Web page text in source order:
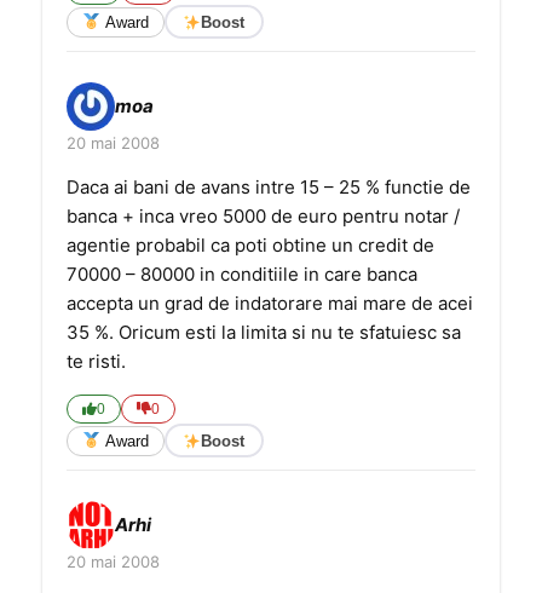
Award Boost
moa
20 mai 2008
Daca ai bani de avans intre 15 – 25 % functie de
banca + inca vreo 5000 de euro pentru notar /
agentie probabil ca poti obtine un credit de
70000 – 80000 in conditiile in care banca
accepta un grad de indatorare mai mare de acei
35 %. Oricum esti la limita si nu te sfatuiesc sa
te risti.
0 0
Award Boost
Arhi
20 mai 2008